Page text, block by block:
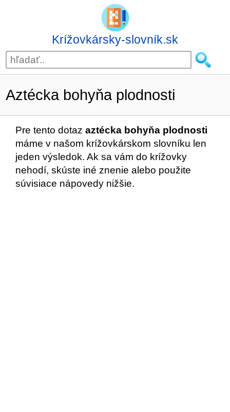
Krížovkársky-slovník.sk
Aztécka bohyňa plodnosti
Pre tento dotaz aztécka bohyňa plodnosti
máme v našom krížovkárskom slovníku len
jeden výsledok. Ak sa vám do krížovky
nehodí, skúste iné znenie alebo použite
súvisiace nápovedy nižšie.